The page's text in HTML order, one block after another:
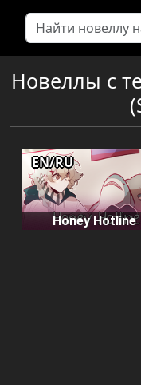
Новеллы с
Honey Hotline
EN/RU